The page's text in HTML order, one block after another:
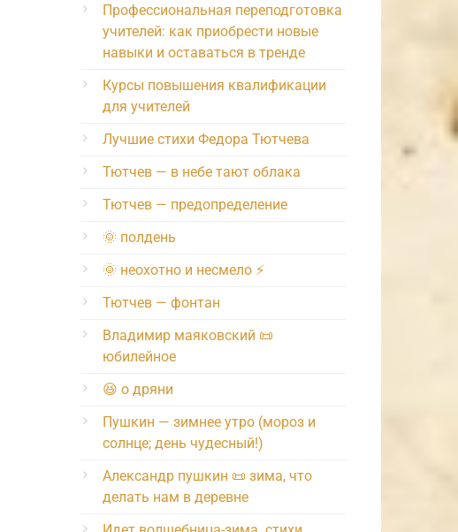
Профессиональная переподготовка
учителей: как приобрести новые
навыки и оставаться в тренде
Курсы повышения квалификации
для учителей
Лучшие стихи Федора Тютчева
Тютчев — в небе тают облака
Тютчев — предопределение
🌞 полдень
🌞 неохотно и несмело ⚡️
Тютчев — фонтан
Владимир маяковский 📜
юбилейное
😆 о дряни
Пушкин — зимнее утро (мороз и
солнце; день чудесный!)
Александр пушкин 📜 зима, что
делать нам в деревне